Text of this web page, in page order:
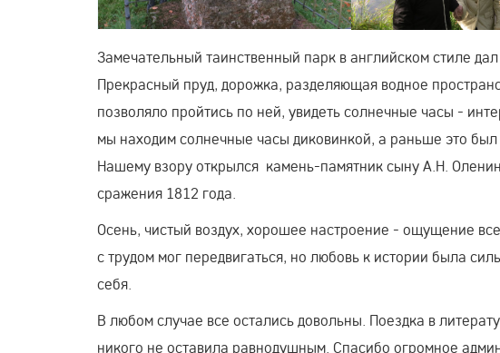
Замечательный таинственный парк в английском стиле
Прекрасный пруд, дорожка, разделяющая водное
позволяло пройтись по ней, увидеть солнечные часы -
мы находим солнечные часы диковинкой, а раньше это был
Нашему взору открылся камень-памятник сыну А.Н.
сражения 1812 года.
Осень, чистый воздух, хорошее настроение - ощущение
с трудом мог передвигаться, но любовь к истории была
себя.
В любом случае все остались довольны. Поездка в
никого не оставила равнодушным. Спасибо огромное